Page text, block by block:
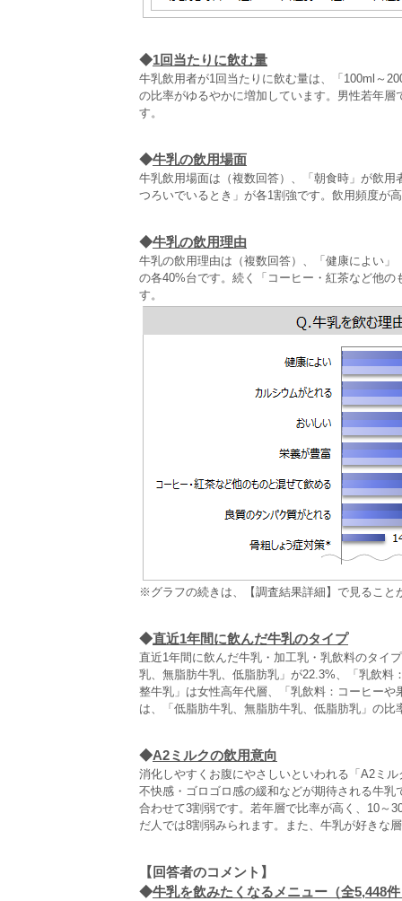
◆1回当たりに飲む量
牛乳飲用者が1回当たりに飲む量は、「100ml～
の比率がゆるやかに増加しています。男性若年
す。
◆牛乳の飲用場面
牛乳飲用場面は（複数回答）、「朝食時」が飲
つろいでいるとき」が各1割強です。飲用頻度が
◆牛乳の飲用理由
牛乳の飲用理由は（複数回答）、「健康によい
の各40%台です。続く「コーヒー・紅茶など他
す。
※グラフの続きは、【調査結果詳細】で見ること
◆直近1年間に飲んだ牛乳のタイプ
直近1年間に飲んだ牛乳・加工乳・乳飲料のタイ
乳、無脂肪牛乳、低脂肪乳」が22.3%、「乳飲
整牛乳」は女性高年代層、「乳飲料：コーヒー
は、「低脂肪牛乳、無脂肪牛乳、低脂肪乳」の
◆A2ミルクの飲用意向
消化しやすくお腹にやさしいといわれる「A2ミ
不快感・ゴロゴロ感の緩和などが期待される牛
合わせて3割弱です。若年層で比率が高く、10～
だ人では8割弱みられます。また、牛乳が好きな
【回答者のコメント】
◆牛乳を飲みたくなるメニュー（全5,448